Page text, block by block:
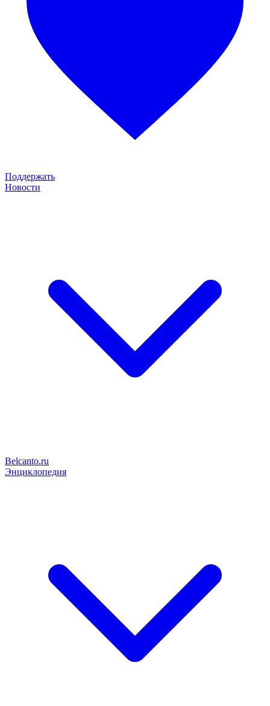
Поддержать
Новости
Belcanto.ru
Энциклопедия